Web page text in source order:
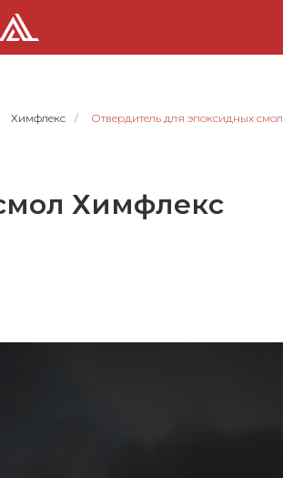
Химфлекс / Отвердитель для эпоксидных смол
Химфлекс